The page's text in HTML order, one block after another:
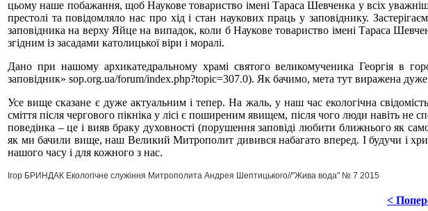
цьому наше побажання, щоб Наукове товариство імені Тараса Шевченка у всіх
престолі та повідомляло нас про хід і стан наукових праць у заповіднику.
заповідника на верху Яйце на випадок, коли б Наукове товариство імені Тараса
згідним із засадами католицької віри і моралі.
Дано при нашому архикатедральному храмі святого великомученика Георгія в
заповідник» sop.org.ua/forum/index.php?topic=307.0). Як бачимо, мета тут виражена
Усе вище сказане є дуже актуальним і тепер. На жаль, у наш час екологічна
сміття після чергового пікніка у лісі є поширеним явищем, після чого люди навіть
поведінка – це і вияв браку духовності (порушення заповіді любити ближнього як
як ми бачили вище, наш Великий Митрополит дивився набагато вперед. І будучи і
нашого часу і для кожного з нас.
Ігор БРИНДАК Екологічне служіння Митрополита Андрея Шептицького//"Жива вода" № 7 2015
<